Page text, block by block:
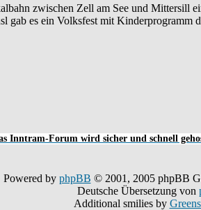
zwischen Zell am See und Mittersill
gab es ein Volksfest mit Kinderprogramm
Inntram-Forum wird sicher und schnell
Powered by phpBB © 2001, 2005 phpBB
Deutsche Übersetzung von
Additional smilies by